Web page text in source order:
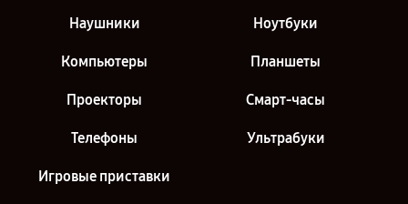
Наушники Ноутбуки
Компьютеры Планшеты
Проекторы Смарт-часы
Телефоны Ультрабуки
Игровые приставки